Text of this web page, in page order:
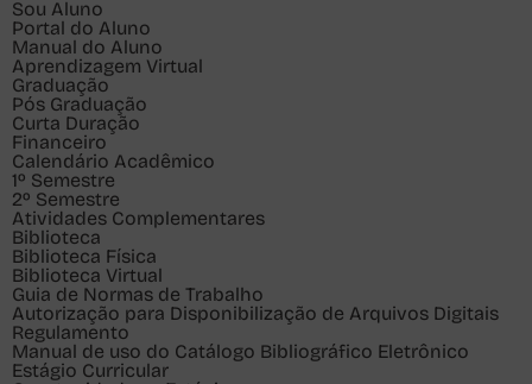
Sou Aluno
Portal do Aluno
Manual do Aluno
Aprendizagem Virtual
Graduação
Pós Graduação
Curta Duração
Financeiro
Calendário Acadêmico
1º Semestre
2º Semestre
Atividades Complementares
Biblioteca
Biblioteca Física
Biblioteca Virtual
Guia de Normas de Trabalho
Autorização para Disponibilização de Arquivos Digitais
Regulamento
Manual de uso do Catálogo Bibliográfico Eletrônico
Estágio Curricular